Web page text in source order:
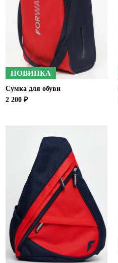
Новосибирская область (3)
Омская область (5)
Республика Башкортостан (3)
Республика Крым (1)
Республика Татарстан (2)
Ростовская область (2)
Самарская область (1)
Северная Осетия (2)
Смоленская область (1)
Ставропольский край (5)
Томская область (1)
Тульская область (1)
Тюменская область (3)
Хакасия (1)
Ханты-Мансийский автономный округ (3)
Челябинская область (2)
НОВИНКА
Сумка для обуви
2 200 ₽